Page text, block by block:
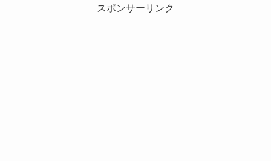
スポンサーリンク